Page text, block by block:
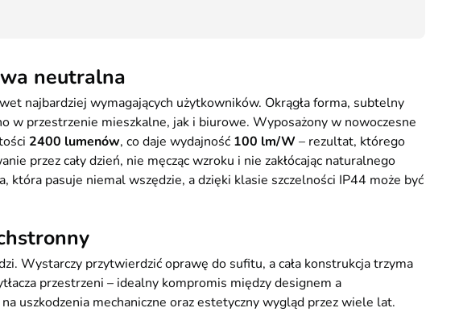
neutralna
najbardziej wymagających użytkowników. Okrągła forma, subtelny
w przestrzenie mieszkalne, jak i biurowe. Wyposażony w nowoczesne
2400 lumenów, co daje wydajność 100 lm/W– rezultat, którego
przez cały dzień, nie męcząc wzroku i nie zakłócając naturalnego
pasuje niemal wszędzie, a dzięki klasie szczelności IP44 może być
Wystarczy przytwierdzić oprawę do sufitu, a cała konstrukcja trzyma
przestrzeni – idealny kompromis między designem a
uszkodzenia mechaniczne oraz estetyczny wygląd przez wiele lat.